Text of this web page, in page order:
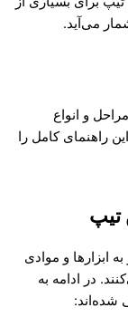
می‌آید.
و انواع
راهنمای کامل را
ابزارها و موادی
در ادامه به
شده‌اند: